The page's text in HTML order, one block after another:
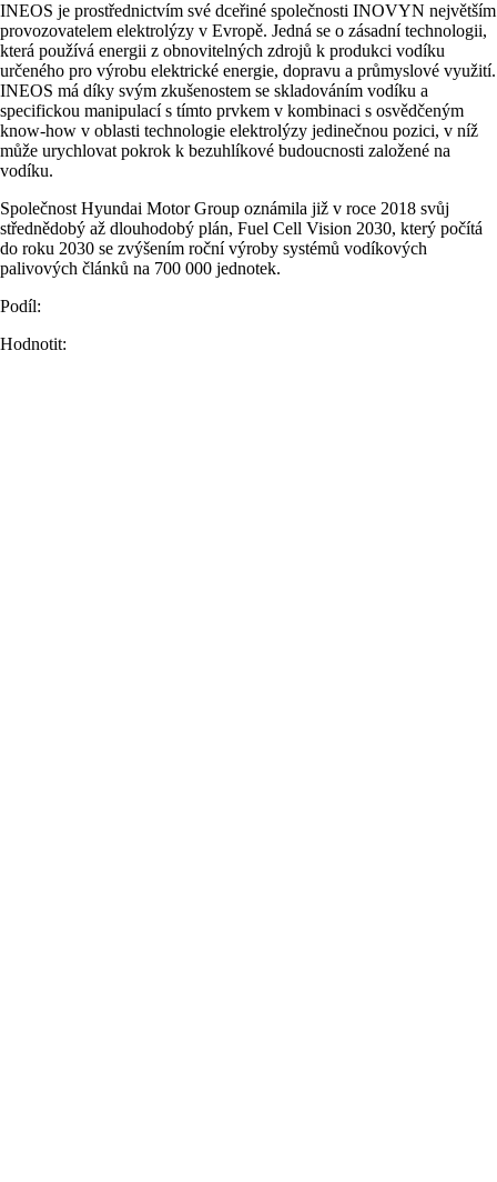
INEOS je prostřednictvím své dceřiné společnosti INOVYN největším
provozovatelem elektrolýzy v Evropě. Jedná se o zásadní technologii,
která používá energii z obnovitelných zdrojů k produkci vodíku
určeného pro výrobu elektrické energie, dopravu a průmyslové využití.
INEOS má díky svým zkušenostem se skladováním vodíku a
specifickou manipulací s tímto prvkem v kombinaci s osvědčeným
know-how v oblasti technologie elektrolýzy jedinečnou pozici, v níž
může urychlovat pokrok k bezuhlíkové budoucnosti založené na
vodíku.
Společnost Hyundai Motor Group oznámila již v roce 2018 svůj
střednědobý až dlouhodobý plán, Fuel Cell Vision 2030, který počítá
do roku 2030 se zvýšením roční výroby systémů vodíkových
palivových článků na 700 000 jednotek.
Podíl:
Hodnotit: